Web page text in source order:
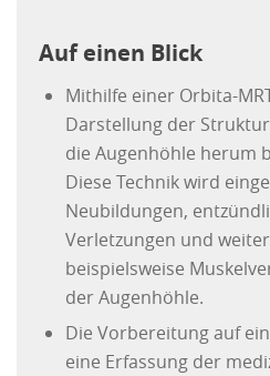
Auf einen Blick
Mithilfe einer Orbita-
Darstellung der
die Augenhöhle herum
Diese Technik wird
Neubildungen,
Verletzungen und
beispielsweise
der Augenhöhle.
Die Vorbereitung auf
eine Erfassung der